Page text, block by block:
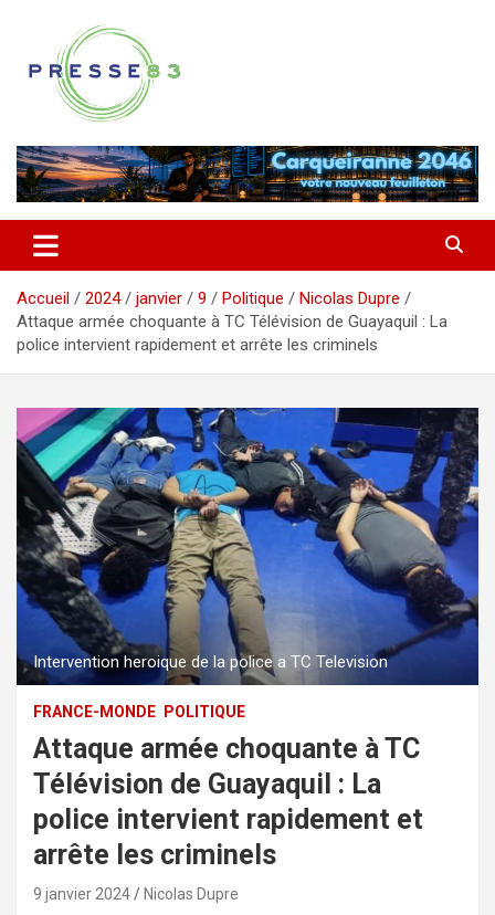
contenu
Presse 83
Accueil 2024 janvier 9 Politique
Nicolas Dupre
Attaque armée choquante à TC Télévision de Guayaquil : La
police intervient rapidement et arrête les criminels
Intervention heroique de la police a TC Television
FRANCE-MONDE POLITIQUE
Attaque armée choquante à TC
Télévision de Guayaquil : La
police intervient rapidement et
arrête les criminels
9 janvier 2024 Nicolas Dupre